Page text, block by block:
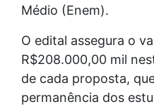
Médio (Enem).
O edital assegura o
R$208.000,00 mil
de cada proposta,
permanência dos